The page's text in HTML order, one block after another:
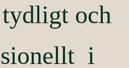
och
i